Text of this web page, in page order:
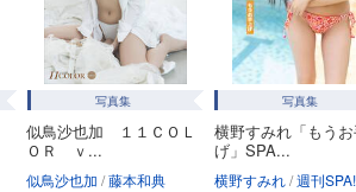
写真集
似鳥沙也加 １１ＣＯＬ
ＯＲ ｖ...
似鳥沙也加 藤本和典
写真集
横野すみれ「もう
げ」SPA...
横野すみれ 週刊SPA!デジタル